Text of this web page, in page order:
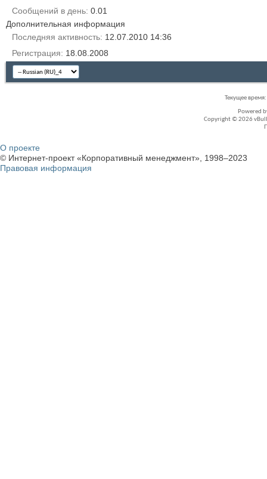
Сообщений в день 0.01
Дополнительная информация
Последняя активность 12.07.2010 14:36
Регистрация
18.08.2008
Текущее время:
Powered
Copyright © 2026
О проекте
© Интернет-проект «Корпоративный менеджмент», 1998–2023
Правовая информация